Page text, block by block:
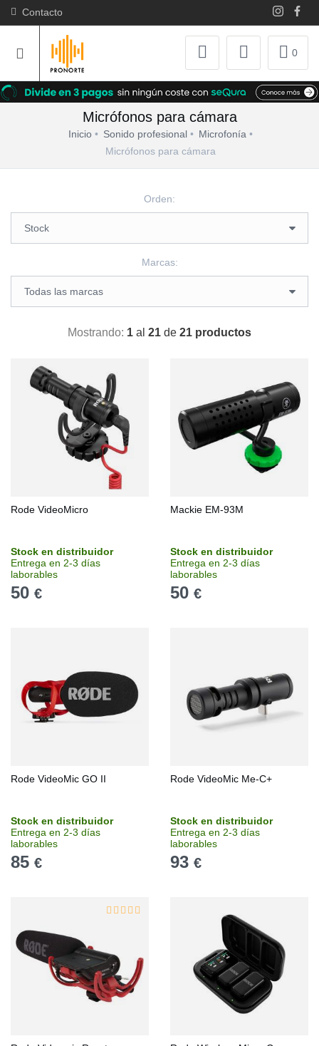
Contacto
0
Micrófonos para cámara
Inicio Sonido profesional
Microfonía
Micrófonos para cámara
Orden:
Marcas:
Mostrando: 1 al 21 de 21 productos
Rode VideoMicro
Stock en distribuidor
Entrega en 2-3 días
laborables
50 €
Mackie EM-93M
Stock en distribuidor
Entrega en 2-3 días
laborables
50 €
Rode VideoMic GO II
Stock en distribuidor
Entrega en 2-3 días
laborables
85 €
Rode VideoMic Me-C+
Stock en distribuidor
Entrega en 2-3 días
laborables
93 €